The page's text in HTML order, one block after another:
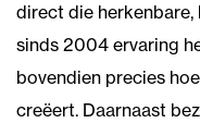
direct die herkenbare,
sinds 2004 ervaring
bovendien precies
creëert. Daarnaast